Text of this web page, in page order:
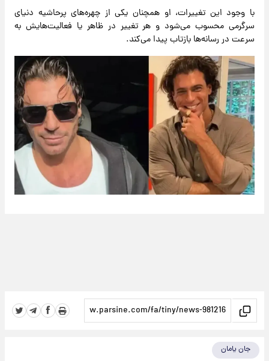
با وجود این تغییرات، او همچنان یکی از چهره‌های پرحاشیه دنیای
سرگرمی محسوب می‌شود و هر تغییر در ظاهر یا فعالیت‌هایش به
سرعت در رسانه‌ها بازتاب پیدا می‌کند.
جان یامان